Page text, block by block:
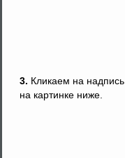
3. Кликаем на надпись
на картинке ниже.